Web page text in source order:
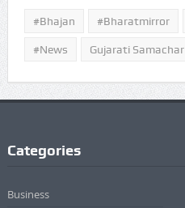
#Bhajan #bharatmirror
#news Gujarati Samachar
Categories
Business